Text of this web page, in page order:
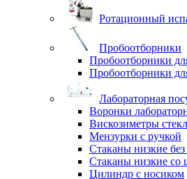
Ротационный
Пробоотборники
Пробоотборники
Пробоотборники
Лабораторная
Воронки
Вискозиметры
Мензурки с ручкой
Стаканы низкие
Стаканы низкие со
Цилиндр с носиком